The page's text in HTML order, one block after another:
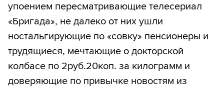
упоением пересматривающие телесериал
«Бригада», не далеко от них ушли
ностальгирующие по «совку» пенсионеры и
трудящиеся, мечтающие о докторской
колбасе по 2руб.20коп. за килограмм и
доверяющие по привычке новостям из